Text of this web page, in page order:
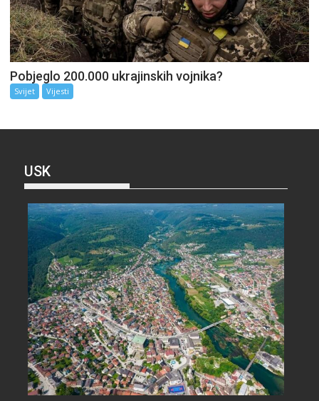
Pobjeglo 200.000 ukrajinskih vojnika?
Svijet Vijesti
USK